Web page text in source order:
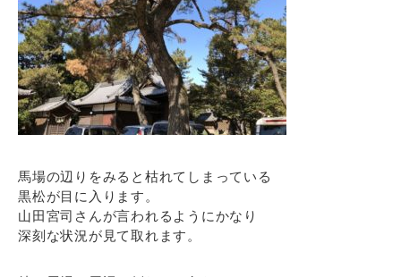
馬場の辺りをみると枯れてしまっている
黒松が目に入ります。
山田宮司さんが言われるようにかなり
深刻な状況が見て取れます。